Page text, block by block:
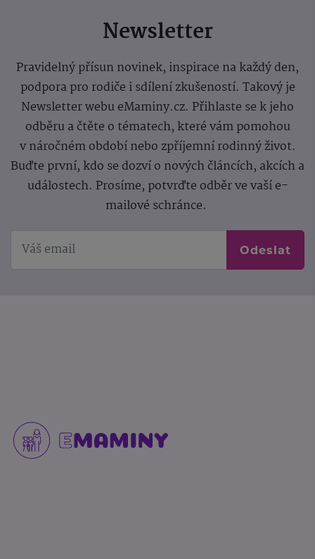
Newsletter
Pravidelný přísun novinek, inspirace na každý den,
podpora pro rodiče i sdílení zkušeností. Takový je
Newsletter webu eMaminy.cz. Přihlaste se k jeho
odběru a čtěte o tématech, které vám pomohou
v náročném období nebo zpříjemní rodinný život.
Buďte první, kdo se dozví o nových článcích, akcích a
událostech. Prosíme, potvrďte odběr ve vaší e-
mailové schránce.
Odeslat